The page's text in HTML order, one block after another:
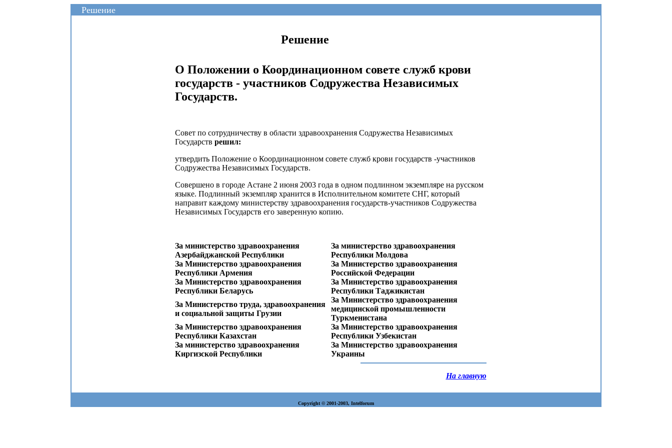
Решение
Решение
О Положении о Координационном совете служб крови
государств - участников Содружества Независимых
Государств.
Совет по сотрудничеству в области здравоохранения Содружества Независимых
Государств решил:
утвердить Положение о Координационном совете служб крови государств -участников
Содружества Независимых Государств.
Совершено в городе Астане 2 июня 2003 года в одном подлинном экземпляре на русском
языке. Подлинный экземпляр хранится в Исполнительном комитете СНГ, который
направит каждому министерству здравоохранения государств-участников Содружества
Независимых Государств его заверенную копию.
За министерство здравоохранения
Азербайджанской Республики
За министерство здравоохранения
Республики Молдова
За Министерство здравоохранения
Республики Армения
За Министерство здравоохранения
Российской Федерации
За Министерство здравоохранения
Республики Беларусь
За Министерство здравоохранения
Республики Таджикистан
За Министерство труда, здравоохранения
и социальной защиты Грузии
За Министерство здравоохранения
медицинской промышленности
Туркменистана
За Министерство здравоохранения
Республики Казахстан
За Министерство здравоохранения
Республики Узбекистан
За министерство здравоохранения
Киргизской Республики
За Министерство здравоохранения
Украины
На главную
Copyright © 2001-2003, Intelforum